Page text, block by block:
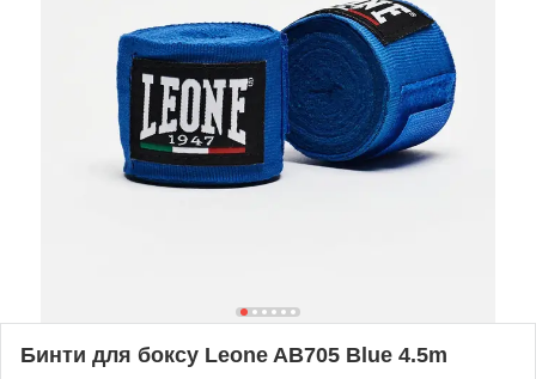
Бинти для боксу Leone AB705 Blue 4.5m